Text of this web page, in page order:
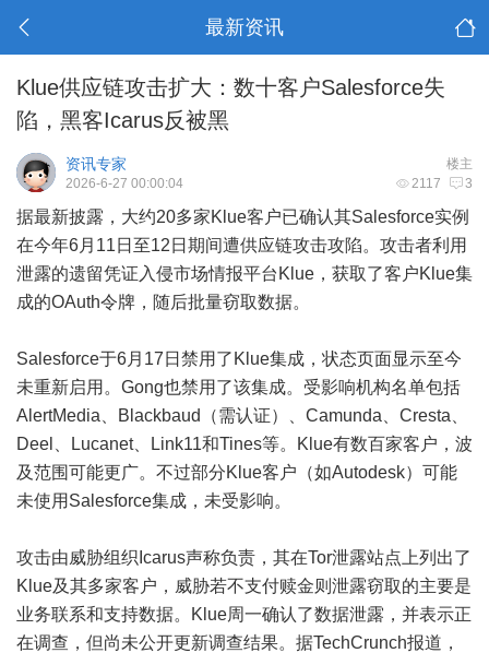
最新资讯
Klue供应链攻击扩大：数十客户Salesforce失
陷，黑客Icarus反被黑
楼主
资讯专家
2117 3
2026-6-27 00:00:04
据最新披露，大约20多家Klue客户已确认其Salesforce实例
在今年6月11日至12日期间遭供应链攻击攻陷。攻击者利用
泄露的遗留凭证入侵市场情报平台Klue，获取了客户Klue集
成的OAuth令牌，随后批量窃取数据。
Salesforce于6月17日禁用了Klue集成，状态页面显示至今
未重新启用。Gong也禁用了该集成。受影响机构名单包括
AlertMedia、Blackbaud（需认证）、Camunda、Cresta、
Deel、Lucanet、Link11和Tines等。Klue有数百家客户，波
及范围可能更广。不过部分Klue客户（如Autodesk）可能
未使用Salesforce集成，未受影响。
攻击由威胁组织Icarus声称负责，其在Tor泄露站点上列出了
Klue及其多家客户，威胁若不支付赎金则泄露窃取的主要是
业务联系和支持数据。Klue周一确认了数据泄露，并表示正
在调查，但尚未公开更新调查结果。据TechCrunch报道，